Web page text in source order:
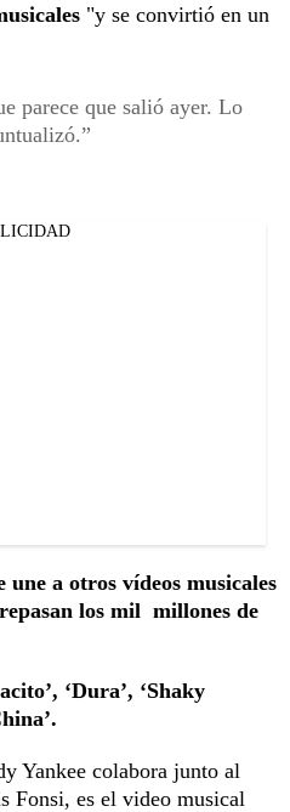
"y se convirtió en un
parece que salió ayer. Lo
une a otros vídeos musicales
los mil millones de
‘Dura’, ‘Shaky
Yankee colabora junto al
Fonsi, es el video musical